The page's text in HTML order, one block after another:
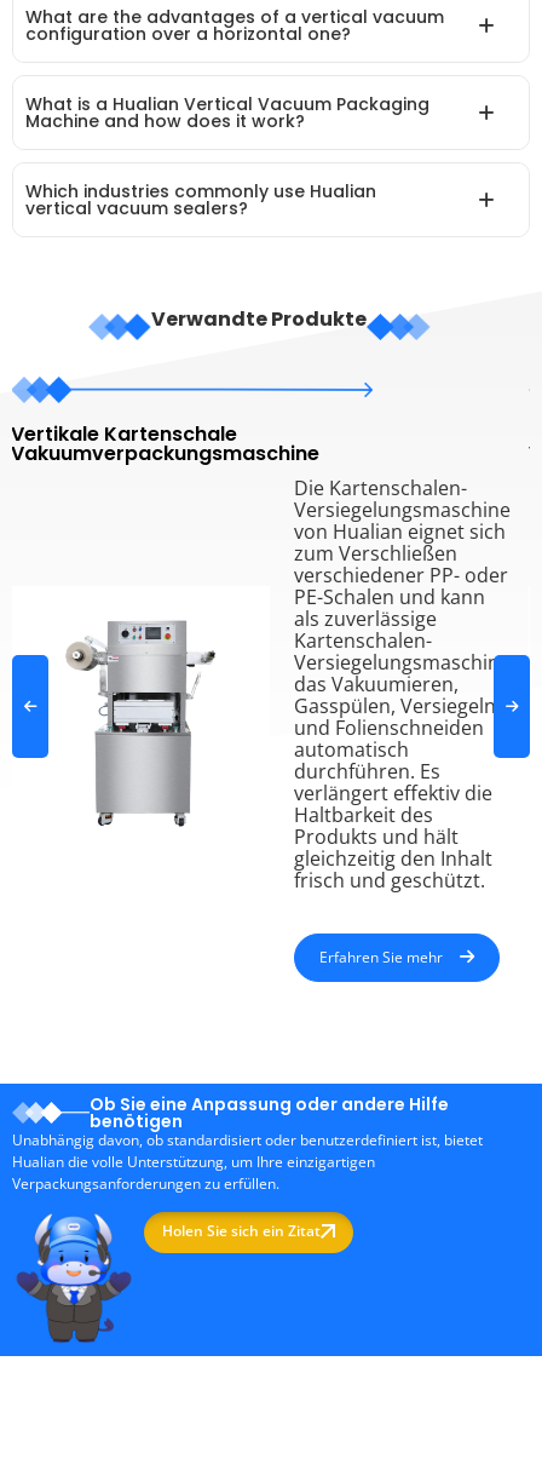
What are the advantages of a vertical vacuum
configuration over a horizontal one?
What is a Hualian Vertical Vacuum Packaging
Machine and how does it work?
Which industries commonly use Hualian
vertical vacuum sealers?
Verwandte Produkte
Vertikale Kartenschale
Vakuumverpackungsmaschine
Die Kartenschalen-
Versiegelungsmaschine
von Hualian eignet sich
zum Verschließen
verschiedener PP- oder
PE-Schalen und kann
als zuverlässige
Kartenschalen-
Versiegelungsmaschine
das Vakuumieren,
Gasspülen, Versiegeln
und Folienschneiden
automatisch
durchführen. Es
verlängert effektiv die
Haltbarkeit des
Produkts und hält
gleichzeitig den Inhalt
frisch und geschützt.
Erfahren Sie mehr
Ob Sie eine Anpassung oder andere Hilfe
benötigen
Unabhängig davon, ob standardisiert oder benutzerdefiniert ist, bietet
Hualian die volle Unterstützung, um Ihre einzigartigen
Verpackungsanforderungen zu erfüllen.
Holen Sie sich ein Zitat